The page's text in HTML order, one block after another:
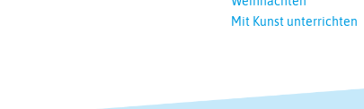
Mit Kunst unterrichten